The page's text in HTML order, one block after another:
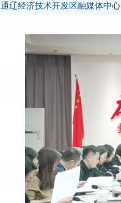
通辽经济技术开发区融媒体中心